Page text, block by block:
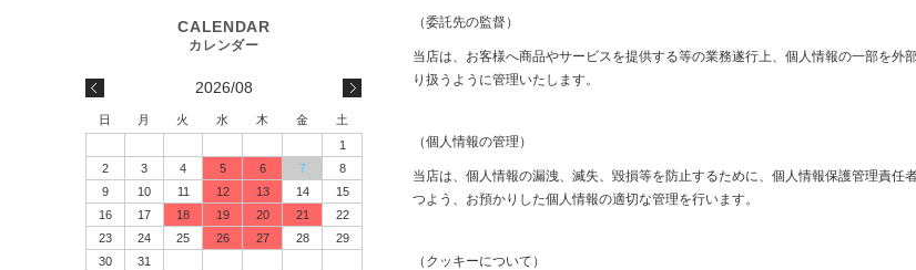
（委託先の監督）
当店は、お客様へ商品やサービスを提供する等の業務遂行上、個人情報の一部を
り扱うように管理いたします。
（個人情報の管理）
当店は、個人情報の漏洩、滅失、毀損等を防止するために、個人情報保護管理責
つよう、お預かりした個人情報の適切な管理を行います。
（クッキーについて）
2026/08
日 月 火 水 木 金
土
1
2
3 4 5 6 7
8
9
10 11 12 13 14
15
16
17 18 19 20 21
22
23
24 25 26 27 28
29
30
31